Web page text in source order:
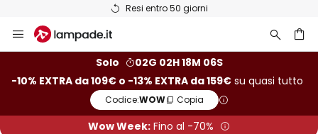
Resi entro 50 giorni
Salta
al
Solo
02G 02H 18M 06S
-10% EXTRA da 109€ o -13% EXTRA da 159€ su quasi tutto
Codice:WOW Copia
Wow Week: Fino al -70%